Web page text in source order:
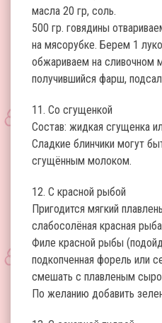
масла 20 гр, соль.
500 гр. говядины
на мясорубке. Берем 1
обжариваем на сливочном
получившийся фарш,
11. Со сгущенкой
Состав: жидкая сгущенка
Сладкие блинчики могут
сгущённым молоком.
12. С красной рыбой
Пригодится мягкий
слабосолёная красная
Филе красной рыбы
подкопченная форель или
смешать с плавленым
По желанию добавить